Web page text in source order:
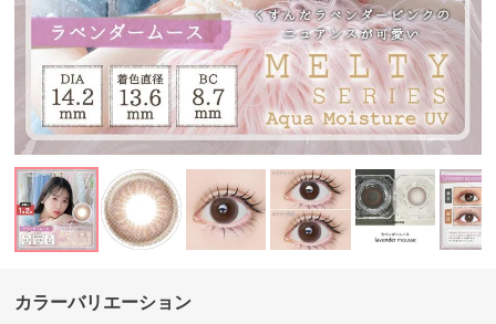
カラーバリエーション